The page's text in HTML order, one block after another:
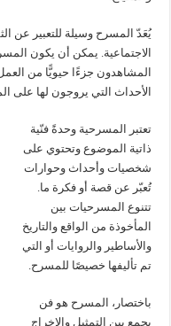
يُعَدّ المسرح وسيلة للتعبير عن
الاجتماعية. يمكن أن يكون
المشاهدون جزءًا حيويًّا من
الأحداث التي يروجون لها على
تعتبر المسرحية وحدةً فنّية
ذاتية الموضوع وتحتوي على
شخصيات وأحداث وحوارات
تُعبّر عن قصة أو فكرة ما.
تتنوع المسرحيات بين
المأخوذة من الواقع والتاريخ
والأساطير والروايات أو التي
تم تأليفها خصيصًا للمسرح.
باختصار، المسرح هو فن
يجمع بين التمثيل والإخراج